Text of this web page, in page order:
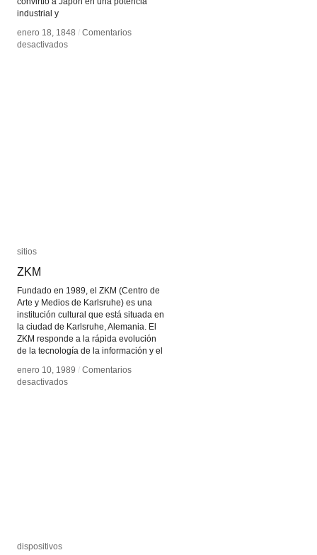
industrial y
enero 18, 1848 / Comentarios
desactivadosen
enero 18, 1848 / Comentarios
desactivadosen
sitios
ZKM
Fundado en 1989, el ZKM (Centro de
Arte y Medios de Karlsruhe) es una
institución cultural que está situada en
la ciudad de Karlsruhe, Alemania. El
ZKM responde a la rápida evolución
de la tecnología de la información y el
enero 10, 1989 / Comentarios
desactivadosen
sitios
ZKM
enero 10, 1989 / Comentarios
desactivadosen
dispositivos
dispositivos